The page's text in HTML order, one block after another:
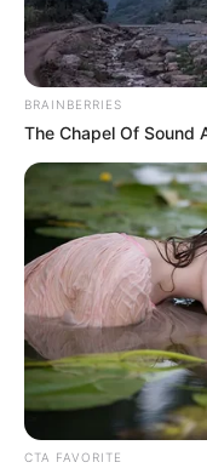
BRAINBERRIES
The Chapel Of Sound
CTA FAVORITE